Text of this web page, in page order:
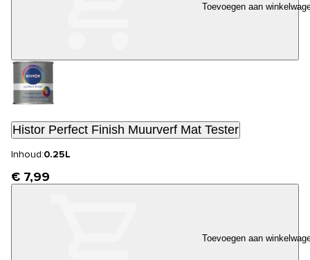
Toevoegen aan
Histor Perfect Finish Muurverf Mat Tester
Inhoud:0.25L
€ 7,99
Toevoegen aan